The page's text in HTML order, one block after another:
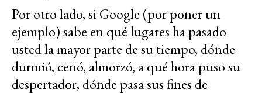
Por otro lado, si Google (por poner un
ejemplo) sabe en qué lugares ha pasado
usted la mayor parte de su tiempo, dónde
durmió, cenó, almorzó, a qué hora puso su
despertador, dónde pasa sus fines de